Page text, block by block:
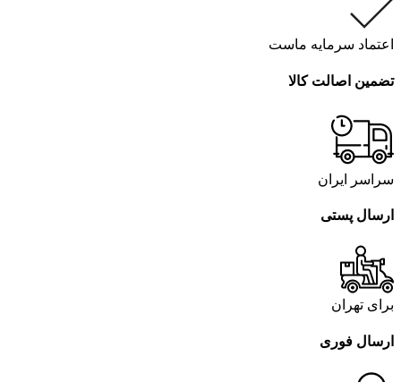
اعتماد سرمایه ماست
تضمین اصالت کالا
سراسر ایران
ارسال پستی
برای تهران
ارسال فوری